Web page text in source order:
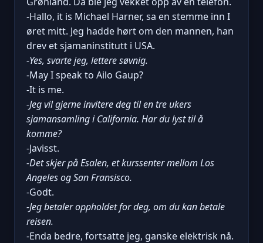
-Hallo, it is Michael Harner, sa en stemme inn I
øret mitt. Jeg hadde hørt om den mannen, han
drev et sjamaninstitutt i USA.
-Yes, svarte jeg, lettere søvnig.
-May I speak to Ailo Gaup?
-It is me.
-Jeg vil gjerne invitere deg til en tre ukers
sjamansamling i California. Har du lyst til å
komme?
-Javisst.
-Det skjer på Esalen, et kurssenter mellom Los
Angeles og San Fransisco.
-Godt.
-Jeg betaler oppholdet for deg, om du kan betale
reisen.
-Enda bedre, fortsatte jeg, ganske elektrisk nå.